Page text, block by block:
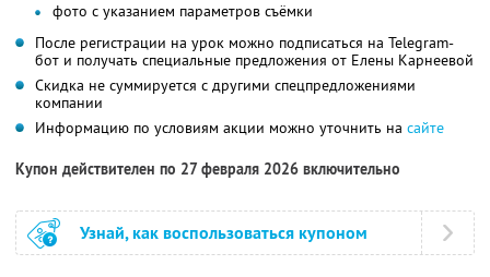
фото с указанием параметров съёмки
После регистрации на урок можно подписаться на Telegram-
бот и получать специальные предложения от Елены Карнеевой
Скидка не суммируется с другими спецпредложениями
компании
Информацию по условиям акции можно уточнить на сайте
Купон действителен по 27 февраля 2026 включительно
Узнай, как воспользоваться купоном